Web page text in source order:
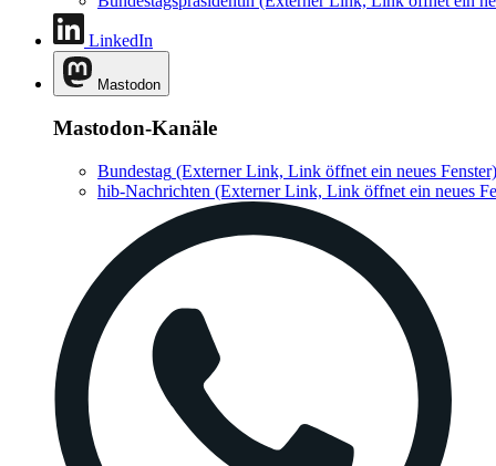
LinkedIn
Mastodon
Mastodon-Kanäle
Bundestag (Externer Link, Link öffnet ein neues Fenster)
hib-Nachrichten (Externer Link, Link öffnet ein neues